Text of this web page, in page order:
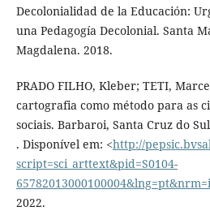
Decolonialidad de la Educación:
una Pedagogía Decolonial. Santa
Magdalena. 2018.
PRADO FILHO, Kleber; TETI,
cartografia como método para as
sociais. Barbaroi, Santa Cruz do
. Disponível em: <http://
script=sci_arttext&pid=S0104-
2022.